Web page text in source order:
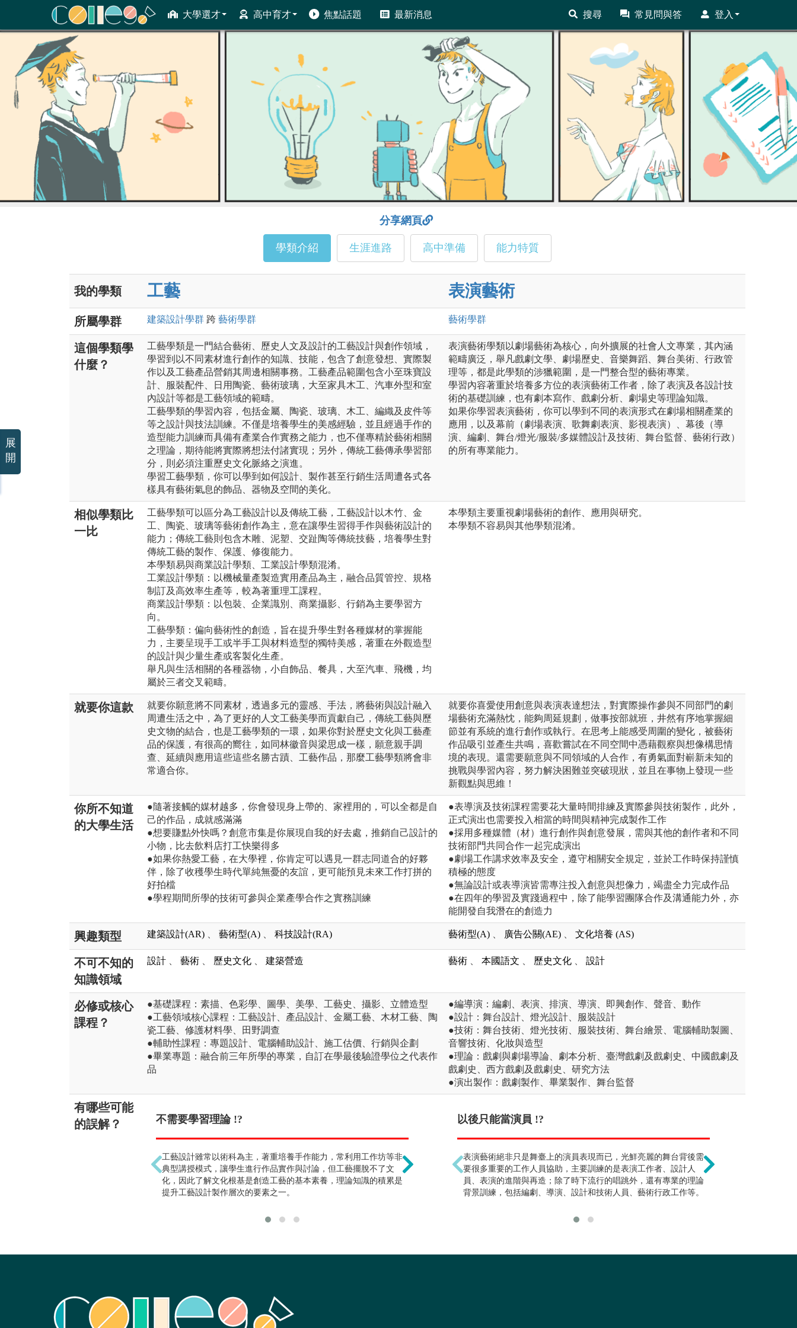
大學選才 高中育才 焦點話題 最新消息 搜尋 常見問與答 登入
ColleGo! 大學選才與高中育才輔助系統
分享網頁
學類介紹 生涯進路 高中準備 能力特質
我的學類 工藝 表演藝術
所屬學群 建築設計學群 跨 藝術學群 藝術學群
這個學類學
什麼？
工藝學類是一門結合藝術、歷史人文及設計的工藝設計與創作領域，
學習到以不同素材進行創作的知識、技能，包含了創意發想、實際製
作以及工藝產品營銷其周邊相關事務。工藝產品範圍包含小至珠寶設
計、服裝配件、日用陶瓷、藝術玻璃，大至家具木工、汽車外型和室
內設計等都是工藝領域的範疇。
工藝學類的學習內容，包括金屬、陶瓷、玻璃、木工、編織及皮件等
等之設計與技法訓練。不僅是培養學生的美感經驗，並且經過手作的
造型能力訓練而具備有產業合作實務之能力，也不僅專精於藝術相關
之理論，期待能將實際將想法付諸實現；另外，傳統工藝傳承學習部
分，則必須注重歷史文化脈絡之演進。
學習工藝學類，你可以學到如何設計、製作甚至行銷生活周遭各式各
樣具有藝術氣息的飾品、器物及空間的美化。
表演藝術學類以劇場藝術為核心，向外擴展的社會人文專業，其內涵
範疇廣泛，舉凡戲劇文學、劇場歷史、音樂舞蹈、舞台美術、行政管
理等，都是此學類的涉獵範圍，是一門整合型的藝術專業。
學習內容著重於培養多方位的表演藝術工作者，除了表演及各設計技
術的基礎訓練，也有劇本寫作、戲劇分析、劇場史等理論知識。
如果你學習表演藝術，你可以學到不同的表演形式在劇場相關產業的
應用，以及幕前（劇場表演、歌舞劇表演、影視表演）、幕後（導
演、編劇、舞台/燈光/服裝/多媒體設計及技術、舞台監督、藝術行政）
的所有專業能力。
相似學類比
一比
工藝學類可以區分為工藝設計以及傳統工藝，工藝設計以木竹、金
工、陶瓷、玻璃等藝術創作為主，意在讓學生習得手作與藝術設計的
能力；傳統工藝則包含木雕、泥塑、交趾陶等傳統技藝，培養學生對
傳統工藝的製作、保護、修復能力。
本學類易與商業設計學類、工業設計學類混淆。
工業設計學類：以機械量產製造實用產品為主，融合品質管控、規格
制訂及高效率生產等，較為著重理工課程。
商業設計學類：以包裝、企業識別、商業攝影、行銷為主要學習方
向。
工藝學類：偏向藝術性的創造，旨在提升學生對各種媒材的掌握能
力，主要呈現手工或半手工與材料造型的獨特美感，著重在外觀造型
的設計與少量生產或客製化生產。
舉凡與生活相關的各種器物，小自飾品、餐具，大至汽車、飛機，均
屬於三者交叉範疇。
本學類主要重視劇場藝術的創作、應用與研究。
本學類不容易與其他學類混淆。
就要你這款
就要你願意將不同素材，透過多元的靈感、手法，將藝術與設計融入
周遭生活之中，為了更好的人文工藝美學而貢獻自己，傳統工藝與歷
史文物的結合，也是工藝學類的一環，如果你對於歷史文化與工藝產
品的保護，有很高的嚮往，如同林徽音與梁思成一樣，願意親手調
查、延續與應用這些這些名勝古蹟、工藝作品，那麼工藝學類將會非
常適合你。
就要你喜愛使用創意與表演表達想法，對實際操作參與不同部門的劇
場藝術充滿熱忱，能夠周延規劃，做事按部就班，井然有序地掌握細
節並有系統的進行創作或執行。在思考上能感受周圍的變化，被藝術
作品吸引並產生共鳴，喜歡嘗試在不同空間中憑藉觀察與想像構思情
境的表現。還需要願意與不同領域的人合作，有勇氣面對嶄新未知的
挑戰與學習內容，努力解決困難並突破現狀，並且在事物上發現一些
新觀點與思維！
你所不知道
的大學生活
●隨著接觸的媒材越多，你會發現身上帶的、家裡用的，可以全都是自
己的作品，成就感滿滿
●想要賺點外快嗎？創意市集是你展現自我的好去處，推銷自己設計的
小物，比去飲料店打工快樂得多
●如果你熱愛工藝，在大學裡，你肯定可以遇見一群志同道合的好夥
伴，除了收穫學生時代單純無憂的友誼，更可能預見未來工作打拼的
好拍檔
●學程期間所學的技術可參與企業產學合作之實務訓練
●表導演及技術課程需要花大量時間排練及實際參與技術製作，此外，
正式演出也需要投入相當的時間與精神完成製作工作
●採用多種媒體（材）進行創作與創意發展，需與其他的創作者和不同
技術部門共同合作一起完成演出
●劇場工作講求效率及安全，遵守相關安全規定，並於工作時保持謹慎
積極的態度
●無論設計或表導演皆需專注投入創意與想像力，竭盡全力完成作品
●在四年的學習及實踐過程中，除了能學習團隊合作及溝通能力外，亦
能開發自我潛在的創造力
興趣類型 建築設計(AR) 藝術型(A) 科技設計(RA) 藝術型(A) 廣告公關(AE) 文化培養 (AS)
不可不知的
知識領域
設計 藝術 歷史文化 建築營造 藝術 本國語文 歷史文化 設計
必修或核心
課程？
●基礎課程：素描、色彩學、圖學、美學、工藝史、攝影、立體造型
●工藝領域核心課程：工藝設計、產品設計、金屬工藝、木材工藝、陶
瓷工藝、修護材料學、田野調查
●輔助性課程：專題設計、電腦輔助設計、施工估價、行銷與企劃
●畢業專題：融合前三年所學的專業，自訂在學最後驗證學位之代表作
品
●編導演：編劇、表演、排演、導演、即興創作、聲音、動作
●設計：舞台設計、燈光設計、服裝設計
●技術：舞台技術、燈光技術、服裝技術、舞台繪景、電腦輔助製圖、
音響技術、化妝與造型
●理論：戲劇與劇場導論、劇本分析、臺灣戲劇及戲劇史、中國戲劇及
戲劇史、西方戲劇及戲劇史、研究方法
●演出製作：戲劇製作、畢業製作、舞台監督
有哪些可能
的誤解？
不需要學習理論 !?
工藝設計雖常以術科為主，著重培養手作能力，常利用工作坊等非
典型講授模式，讓學生進行作品實作與討論，但工藝擺脫不了文
化，因此了解文化根基是創造工藝的基本素養，理論知識的積累是
提升工藝設計製作層次的要素之一。
畢業後的出路少 !?
傳統工藝逐漸式微，但創新的思維，配合靈活應用各種媒材，完全
能滿足各行各業所需的設計人才條件，除了單純的進行工藝品創作
外，產品設計、室內設計、文物保護、陶藝家、教師甚至各種工藝
類自創品牌等，都是工藝類學生畢業後可能的發展方向。
工藝設計講求實用性，
量的媒材，所以對於有
同媒材的結合與應用，
以後只能當演員 !?
表演藝術絕非只是舞臺上的演員表現而已，光鮮亮麗的舞台背後需
要很多重要的工作人員協助，主要訓練的是表演工作者、設計人
員、表演的進階與再造；除了時下流行的唱跳外，還有專業的理論
背景訓練，包括編劇、導演、設計和技術人員、藝術行政工作等。
展
開